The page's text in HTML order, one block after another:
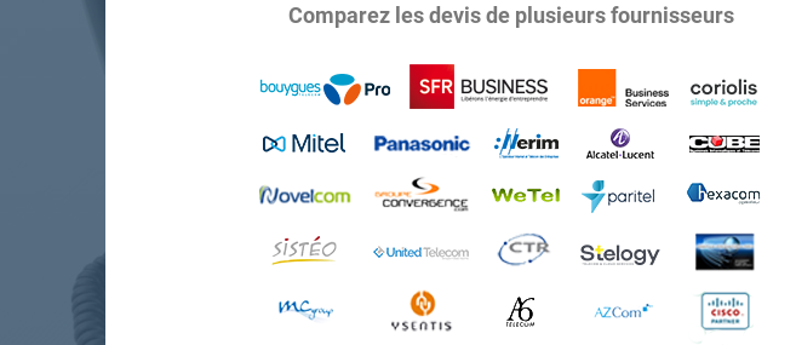
Comparez les devis de plusieurs fournisseurs